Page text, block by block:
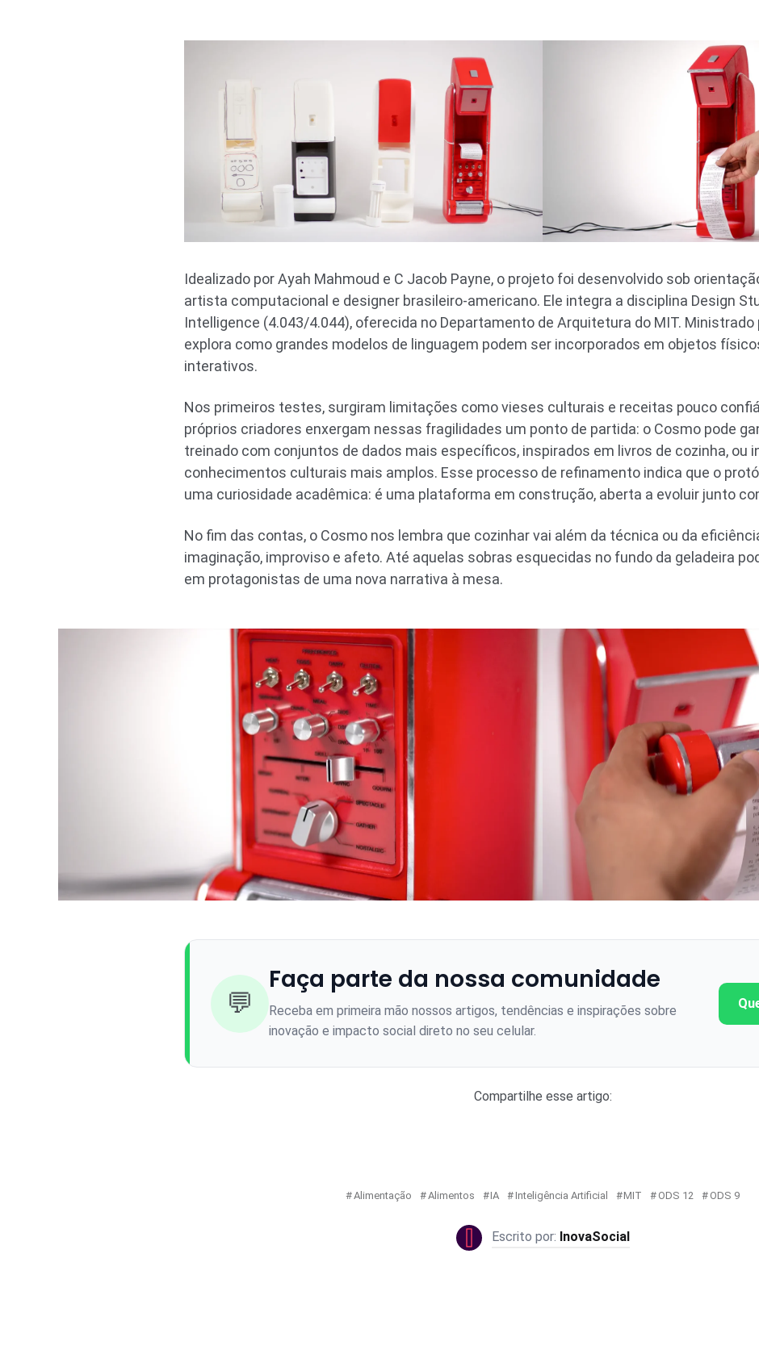
Idealizado por Ayah Mahmoud e C Jacob Payne, o projeto foi desenvolvido sob
artista computacional e designer brasileiro-americano. Ele integra a disciplina Design
Intelligence (4.043/4.044), oferecida no Departamento de Arquitetura do MIT. Ministrado
explora como grandes modelos de linguagem podem ser incorporados em objetos
interativos.
Nos primeiros testes, surgiram limitações como vieses culturais e receitas pouco
próprios criadores enxergam nessas fragilidades um ponto de partida: o Cosmo pode
treinado com conjuntos de dados mais específicos, inspirados em livros de cozinha, ou
conhecimentos culturais mais amplos. Esse processo de refinamento indica que o
uma curiosidade acadêmica: é uma plataforma em construção, aberta a evoluir junto
No fim das contas, o Cosmo nos lembra que cozinhar vai além da técnica ou da
imaginação, improviso e afeto. Até aquelas sobras esquecidas no fundo da geladeira
em protagonistas de uma nova narrativa à mesa.
💬
Faça parte da nossa comunidade
Receba em primeira mão nossos artigos, tendências e inspirações sobre
inovação e impacto social direto no seu celular.
Compartilhe esse artigo:
Alimentação Alimentos IA Inteligência Artificial MIT ODS 12 ODS 9
InovaSocial